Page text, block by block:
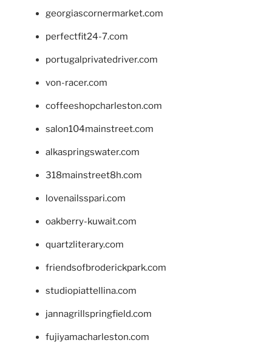
georgiascornermarket.com
perfectfit24-7.com
portugalprivatedriver.com
von-racer.com
coffeeshopcharleston.com
salon104mainstreet.com
alkaspringswater.com
318mainstreet8h.com
lovenailsspari.com
oakberry-kuwait.com
quartzliterary.com
friendsofbroderickpark.com
studiopiattellina.com
jannagrillspringfield.com
fujiyamacharleston.com